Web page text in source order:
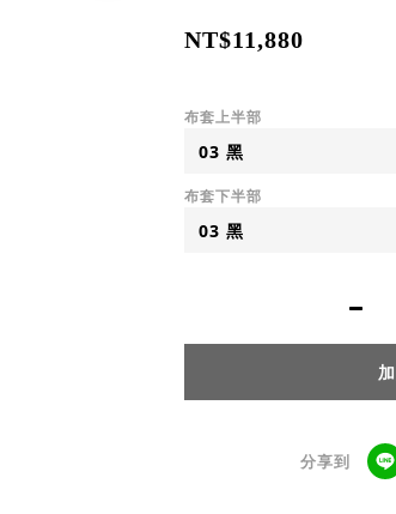
NT$11,880
布套上半部
布套下半部
分享到